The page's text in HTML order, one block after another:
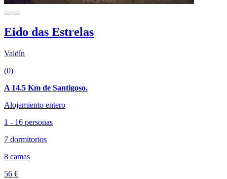
Eido das Estrelas
Valdín
(0)
A 14.5 Km de Santigoso.
Alojamiento entero
1 - 16 personas
7 dormitorios
8 camas
56 €